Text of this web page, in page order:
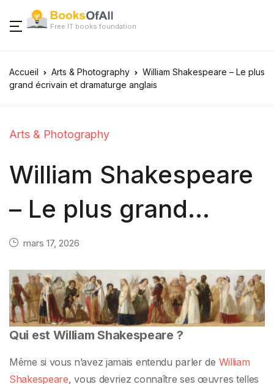
Free IT books foundation
Accueil Arts & Photography
William Shakespeare – Le plus
grand écrivain et dramaturge anglais
Arts & Photography
William Shakespeare
– Le plus grand
écrivain et
dramaturge anglais
mars 17, 2026
Qui est William Shakespeare ?
Même si vous n’avez jamais entendu parler de William
Shakespeare, vous devriez connaître ses œuvres telles